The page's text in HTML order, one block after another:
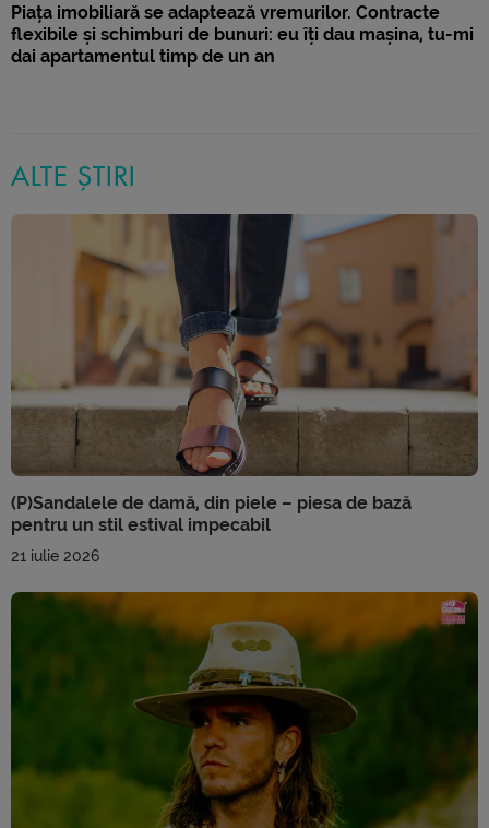
Piața imobiliară se adaptează vremurilor. Contracte
flexibile și schimburi de bunuri: eu îți dau mașina, tu-mi
dai apartamentul timp de un an
ALTE ȘTIRI
(P)Sandalele de damă, din piele – piesa de bază
pentru un stil estival impecabil
21 iulie 2026